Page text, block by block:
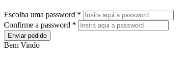
Escolha uma password *
Confirme a password *
Enviar pedido
Bem Vindo